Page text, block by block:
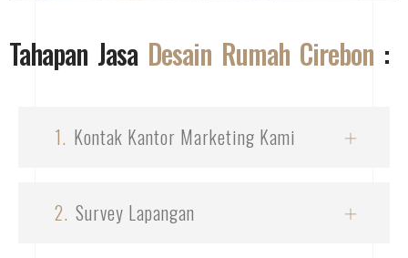
Tahapan Jasa Desain Rumah Cirebon :
1. Kontak Kantor Marketing Kami
2. Survey Lapangan